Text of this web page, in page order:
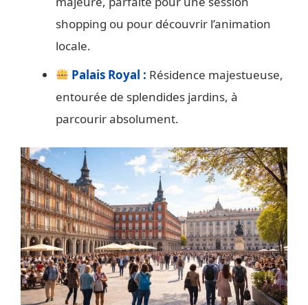
shopping ou pour découvrir l’animation
locale.
Palais Royal : Résidence majestueuse,
entourée de splendides jardins, à
parcourir absolument.